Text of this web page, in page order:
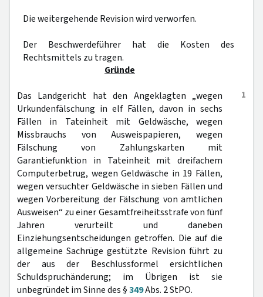
Die weitergehende Revision wird verworfen.
Der Beschwerdeführer hat die Kosten des
Rechtsmittels zu tragen.
Gründe
1
Das Landgericht hat den Angeklagten „wegen
Urkundenfälschung in elf Fällen, davon in sechs
Fällen in Tateinheit mit Geldwäsche, wegen
Missbrauchs von Ausweispapieren, wegen
Fälschung von Zahlungskarten mit
Garantiefunktion in Tateinheit mit dreifachem
Computerbetrug, wegen Geldwäsche in 19 Fällen,
wegen versuchter Geldwäsche in sieben Fällen und
wegen Vorbereitung der Fälschung von amtlichen
Ausweisen“ zu einer Gesamtfreiheitsstrafe von fünf
Jahren verurteilt und daneben
Einziehungsentscheidungen getroffen. Die auf die
allgemeine Sachrüge gestützte Revision führt zu
der aus der Beschlussformel ersichtlichen
Schuldspruchänderung; im Übrigen ist sie
unbegründet im Sinne des §349Abs. 2 StPO.